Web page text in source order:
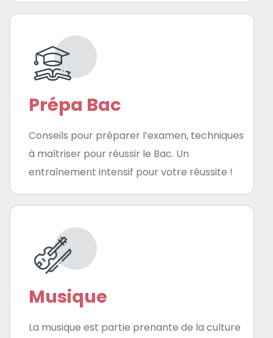
Prépa Bac
Conseils pour préparer l’examen, techniques
à maîtriser pour réussir le Bac. Un
entraînement intensif pour votre réussite !
Musique
La musique est partie prenante de la culture